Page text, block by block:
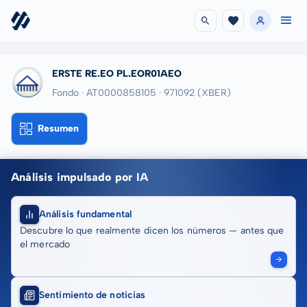
ERSTE RE.EO PL.EOR01AEO
Fondo · AT0000858105 · 971092 (XBER)
Resumen
Análisis impulsado por IA
Análisis fundamental
Descubre lo que realmente dicen los números — antes que
el mercado
Sentimiento de noticias